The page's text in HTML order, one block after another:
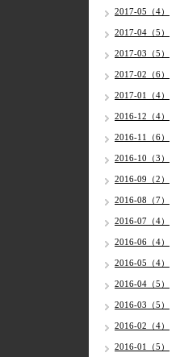
2017-05（4）
2017-04（5）
2017-03（5）
2017-02（6）
2017-01（4）
2016-12（4）
2016-11（6）
2016-10（3）
2016-09（2）
2016-08（7）
2016-07（4）
2016-06（4）
2016-05（4）
2016-04（5）
2016-03（5）
2016-02（4）
2016-01（5）